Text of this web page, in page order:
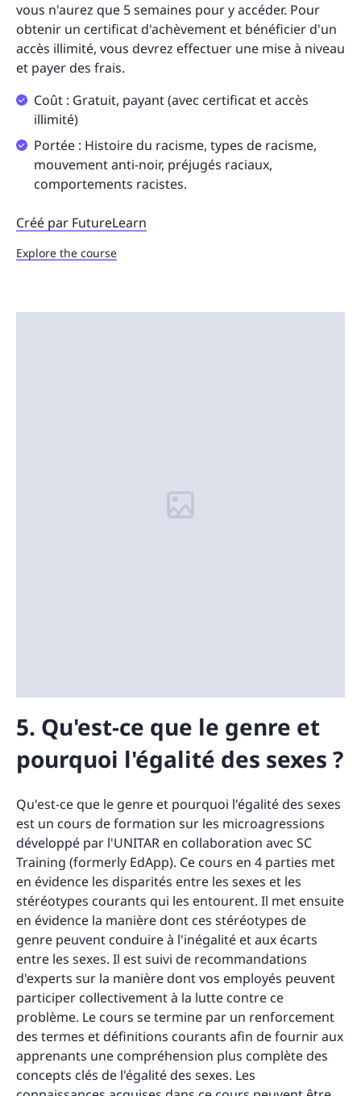
vous n'aurez que 5 semaines pour y accéder. Pour
obtenir un certificat d'achèvement et bénéficier d'un
accès illimité, vous devrez effectuer une mise à niveau
et payer des frais.
Coût : Gratuit, payant (avec certificat et accès
illimité)
Portée : Histoire du racisme, types de racisme,
mouvement anti-noir, préjugés raciaux,
comportements racistes.
Créé par FutureLearn
Explore the course
5. Qu'est-ce que le genre et
pourquoi l'égalité des sexes ?
Qu'est-ce que le genre et pourquoi l'égalité des sexes
est un cours de formation sur les microagressions
développé par l'UNITAR en collaboration avec SC
Training (formerly EdApp). Ce cours en 4 parties met
en évidence les disparités entre les sexes et les
stéréotypes courants qui les entourent. Il met ensuite
en évidence la manière dont ces stéréotypes de
genre peuvent conduire à l'inégalité et aux écarts
entre les sexes. Il est suivi de recommandations
d'experts sur la manière dont vos employés peuvent
participer collectivement à la lutte contre ce
problème. Le cours se termine par un renforcement
des termes et définitions courants afin de fournir aux
apprenants une compréhension plus complète des
concepts clés de l'égalité des sexes. Les